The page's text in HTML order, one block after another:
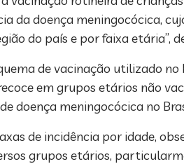
da doença meningocócica,
do país e por faixa etária”,
de vacinação utilizado
em grupos etários não
doença meningocócica no
de incidência por idade,
grupos etários,